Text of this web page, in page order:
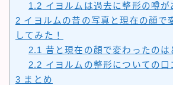
1.2 イヨルムは過去に整形の噂が
2 イヨルムの昔の写真と現在の顔で
してみた！
2.1 昔と現在の顔で変わったのは
2.2 イヨルムの整形についての口
3 まとめ